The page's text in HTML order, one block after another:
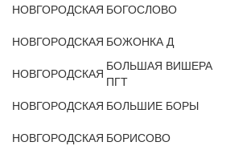
НОВГОРОДСКАЯ БОГОСЛОВО
НОВГОРОДСКАЯ БОЖОНКА Д
НОВГОРОДСКАЯ БОЛЬШАЯ ВИШЕРА
ПГТ
НОВГОРОДСКАЯ БОЛЬШИЕ БОРЫ
НОВГОРОДСКАЯ БОРИСОВО